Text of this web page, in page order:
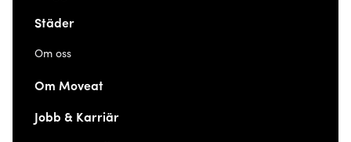
Städer
Om oss
Om Moveat
Jobb & Karriär